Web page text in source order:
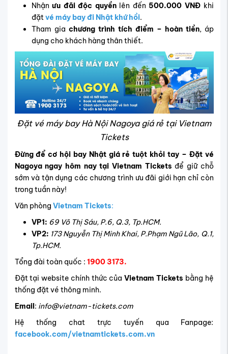
Nhậnưu đãi độc quyềnlên đến 500.000 VNĐkhi
đặtvé máy bay đi Nhật khứ hồi.
Tham gia chương trình tích điểm – hoàn tiền, áp
dụng cho khách hàng thân thiết.
Đặt vé máy bay Hà Nội Nagoya giá rẻ tại Vietnam
Tickets
Đừng để cơ hội bay Nhật giá rẻ tuột khỏi tay – Đặt vé
Nagoya ngay hôm nay tại Vietnam Tickets để giữ chỗ
sớm và tận dụng các chương trình ưu đãi giới hạn chỉ còn
trong tuần này!
Văn phòng Vietnam Tickets:
VP1: 69 Võ Thị Sáu, P.6, Q.3, Tp.HCM.
VP2: 173 Nguyễn Thị Minh Khai, P.Phạm Ngũ Lão, Q.1,
Tp.HCM.
Tổng đài toàn quốc : 1900 3173.
Đặt tại website chính thức củaVietnam Tickets bằng hệ
thống đặt vé thông minh.
Email: info@vietnam-tickets.com
Hệ thống chat trực tuyến qua Fanpage:
facebook.com/vietnamtickets.com.vn